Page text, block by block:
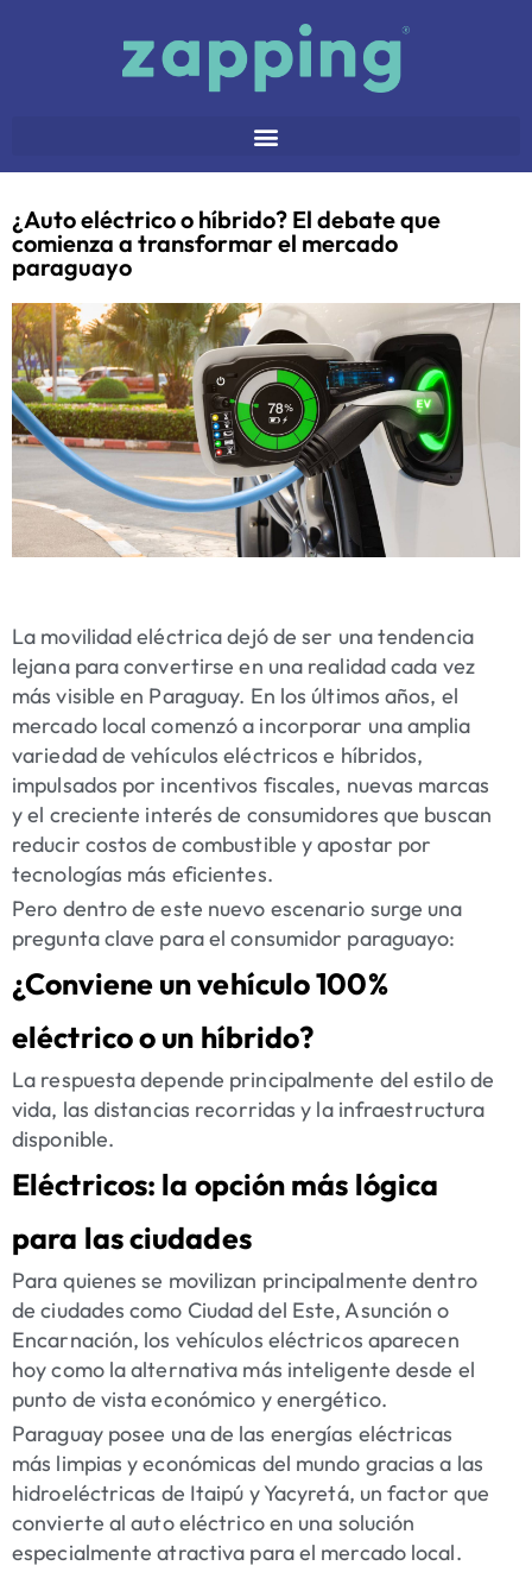
¿Auto eléctrico o híbrido? El debate que
comienza a transformar el mercado
paraguayo
La movilidad eléctrica dejó de ser una tendencia
lejana para convertirse en una realidad cada vez
más visible en Paraguay. En los últimos años, el
mercado local comenzó a incorporar una amplia
variedad de vehículos eléctricos e híbridos,
impulsados por incentivos fiscales, nuevas marcas
y el creciente interés de consumidores que buscan
reducir costos de combustible y apostar por
tecnologías más eficientes.
Pero dentro de este nuevo escenario surge una
pregunta clave para el consumidor paraguayo:
¿Conviene un vehículo 100%
eléctrico o un híbrido?
La respuesta depende principalmente del estilo de
vida, las distancias recorridas y la infraestructura
disponible.
Eléctricos: la opción más lógica
para las ciudades
Para quienes se movilizan principalmente dentro
de ciudades como Ciudad del Este, Asunción o
Encarnación, los vehículos eléctricos aparecen
hoy como la alternativa más inteligente desde el
punto de vista económico y energético.
Paraguay posee una de las energías eléctricas
más limpias y económicas del mundo gracias a las
hidroeléctricas de Itaipú y Yacyretá, un factor que
convierte al auto eléctrico en una solución
especialmente atractiva para el mercado local.